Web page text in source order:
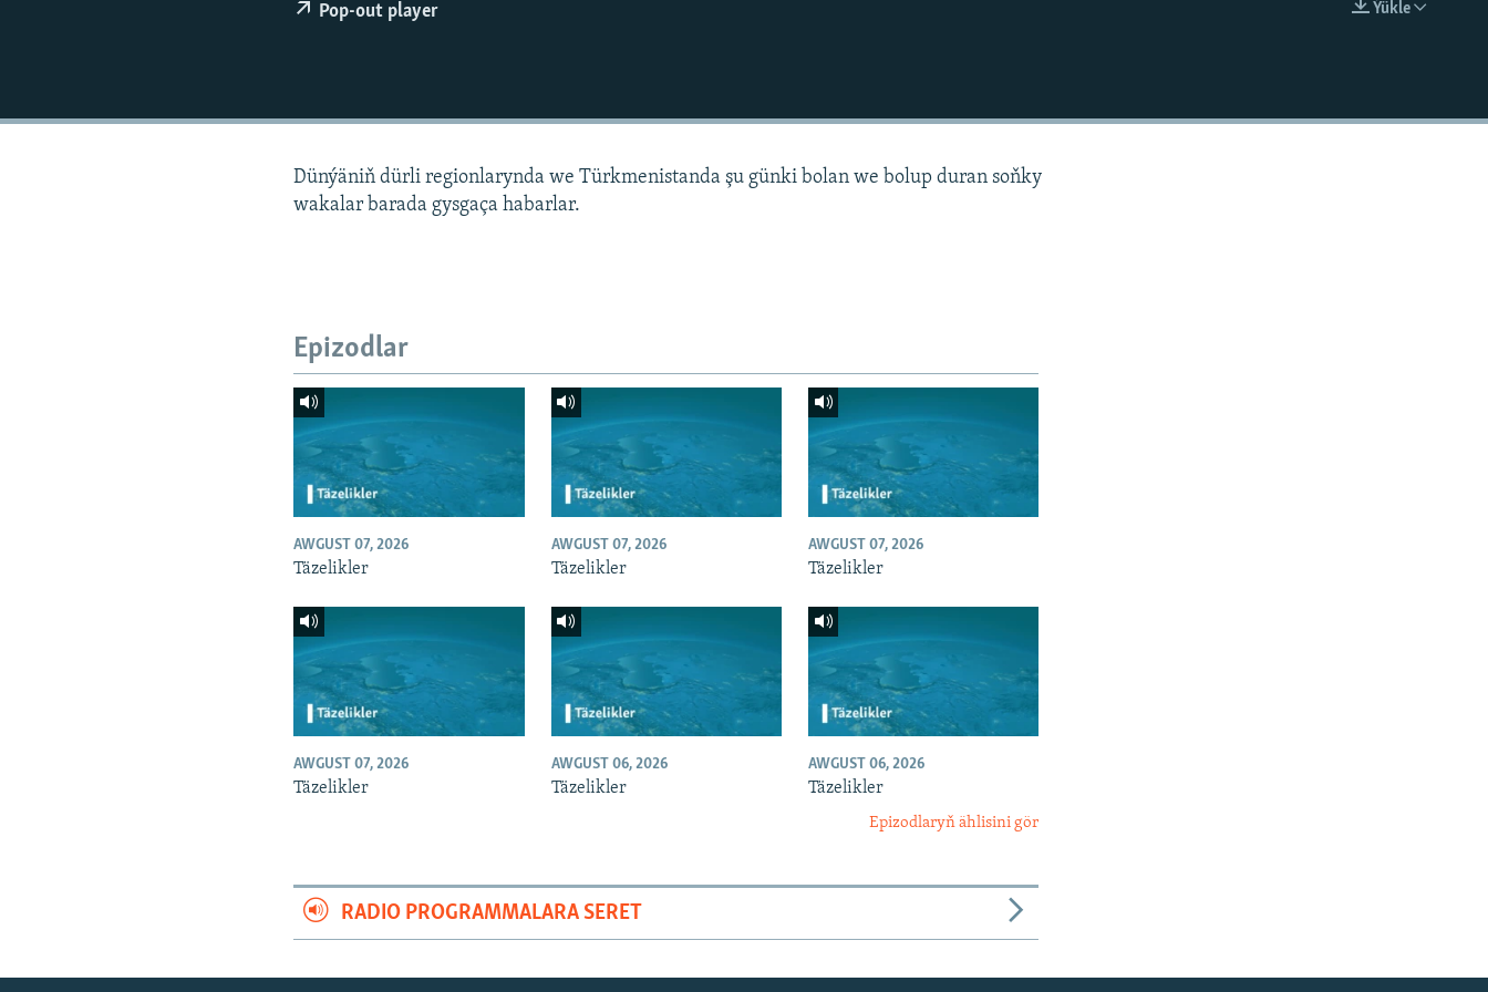
Ýükle
Pop-out player
Dünýäniň dürli regionlarynda we Türkmenistanda şu günki bolan we bolup duran soňky
wakalar barada gysgaça habarlar.
Epizodlar
AWGUST 07, 2026
Täzelikler
AWGUST 07, 2026
Täzelikler
AWGUST 07, 2026
Täzelikler
AWGUST 07, 2026
Täzelikler
AWGUST 06, 2026
Täzelikler
AWGUST 06, 2026
Täzelikler
Epizodlaryň ählisini gör
RADIO PROGRAMMALARA SERET